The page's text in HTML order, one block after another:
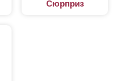
Сюрприз